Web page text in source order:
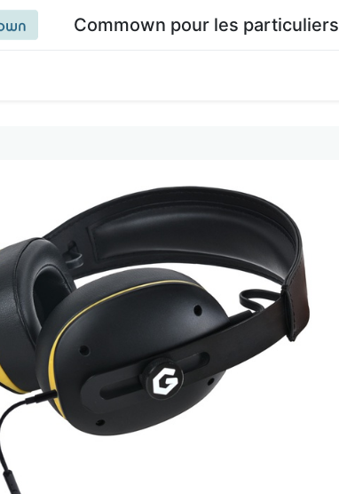
Commown pour les particuliers